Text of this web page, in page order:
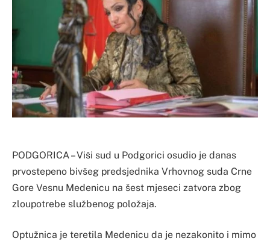
PODGORICA – Viši sud u Podgorici osudio je danas
prvostepeno bivšeg predsjednika Vrhovnog suda Crne
Gore Vesnu Medenicu na šest mjeseci zatvora zbog
zloupotrebe službenog položaja.
Optužnica je teretila Medenicu da je nezakonito i mimo